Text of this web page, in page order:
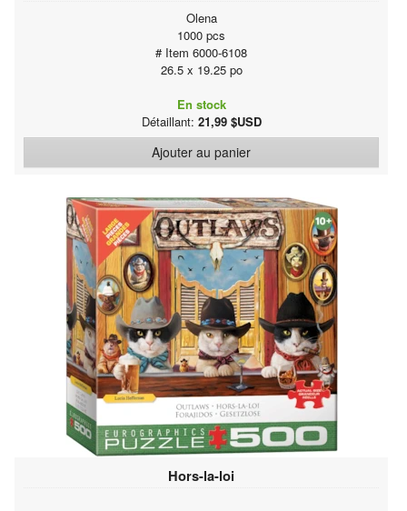
Olena
1000 pcs
# Item 6000-6108
26.5 x 19.25 po
En stock
Détaillant: 21,99 $USD
Ajouter au panier
Hors-la-loi